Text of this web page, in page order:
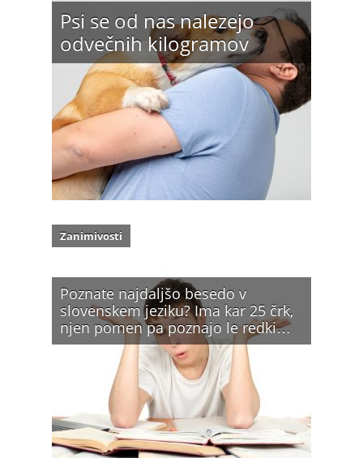
Psi se od nas nalezejo
odvečnih kilogramov
Poznate najdaljšo besedo v
slovenskem jeziku? Ima kar 25 črk,
njen pomen pa poznajo le redki…
Zanimivosti